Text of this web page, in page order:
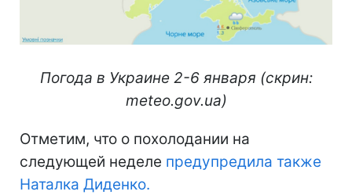
Погода в Украине 2-6 января (скрин:
meteo.gov.ua)
Отметим, что о похолодании на
следующей неделе предупредила также
Наталка Диденко.